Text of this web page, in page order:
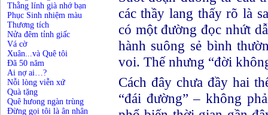
Thằng lính già nhớ bạn
Phục Sinh nhiệm màu
Thương tích
Nửa đêm tỉnh giấc
Vá cờ
Xuân...và Quê tôi
Đã 50 năm
Ai nợ ai…?
Nỗi lòng viễn xứ
Quà tặng
Quê hưong ngàn trùng
Đừng gọi tôi là ân nhân
các thầy lang thấy rõ là
có một đường đọc nhứt
hành suông sẻ bình
voi. Thế nhưng “đời
Cách đây chưa đầy hai
“đái đường” – không